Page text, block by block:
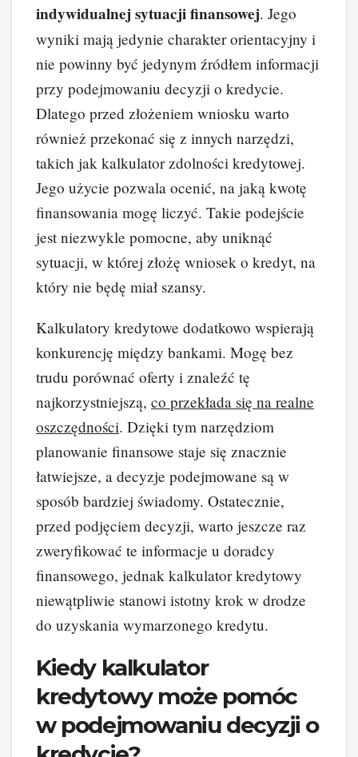
indywidualnej sytuacji finansowej. Jego
wyniki mają jedynie charakter orientacyjny i
nie powinny być jedynym źródłem informacji
przy podejmowaniu decyzji o kredycie.
Dlatego przed złożeniem wniosku warto
również przekonać się z innych narzędzi,
takich jak kalkulator zdolności kredytowej.
Jego użycie pozwala ocenić, na jaką kwotę
finansowania mogę liczyć. Takie podejście
jest niezwykle pomocne, aby uniknąć
sytuacji, w której złożę wniosek o kredyt, na
który nie będę miał szansy.
Kalkulatory kredytowe dodatkowo wspierają
konkurencję między bankami. Mogę bez
trudu porównać oferty i znaleźć tę
najkorzystniejszą, co przekłada się na realne
oszczędności. Dzięki tym narzędziom
planowanie finansowe staje się znacznie
łatwiejsze, a decyzje podejmowane są w
sposób bardziej świadomy. Ostatecznie,
przed podjęciem decyzji, warto jeszcze raz
zweryfikować te informacje u doradcy
finansowego, jednak kalkulator kredytowy
niewątpliwie stanowi istotny krok w drodze
do uzyskania wymarzonego kredytu.
Kiedy kalkulator
kredytowy może pomóc
w podejmowaniu decyzji o